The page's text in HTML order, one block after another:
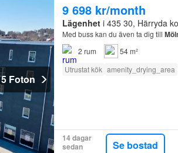
5 Foton
9 698 kr/month
Lägenheti 435 30, Härryda
Med buss kan du även ta dig till
2 rum
54 m²
Utrustat kök amenity_drying_area
14 dagar
sedan
Se bostad